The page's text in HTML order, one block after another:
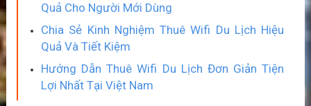
Quả Cho Người Mới Dùng
Chia Sẻ Kinh Nghiệm Thuê Wifi Du Lịch Hiệu
Quả Và Tiết Kiệm
Hướng Dẫn Thuê Wifi Du Lịch Đơn Giản Tiện
Lợi Nhất Tại Việt Nam